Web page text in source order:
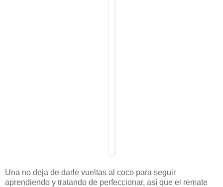
Una no deja de darle vueltas al coco para seguir
aprendiendo y tratando de perfeccionar, así que el remate